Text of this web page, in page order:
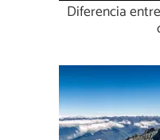
Diferencia